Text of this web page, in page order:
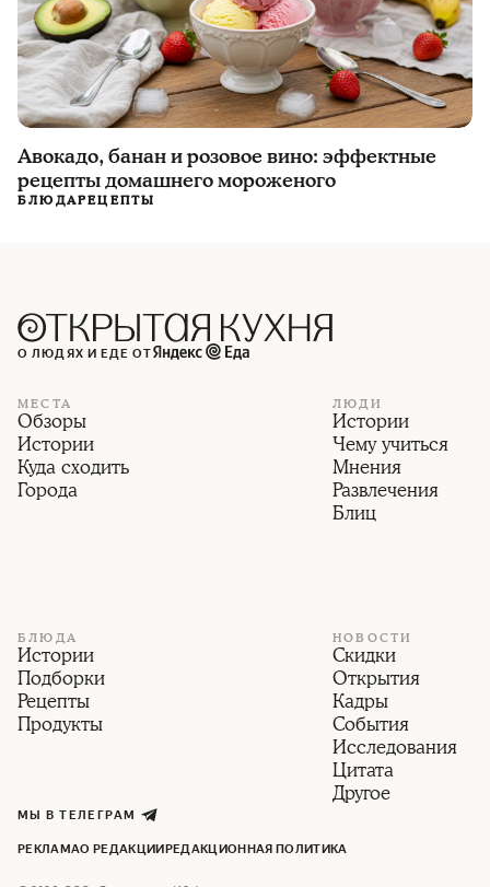
Авокадо, банан и розовое вино: эффектные
рецепты домашнего мороженого
БЛЮДАРЕЦЕПТЫ
О ЛЮДЯХ И ЕДЕ ОТ
МЕСТА
Обзоры
Истории
Куда сходить
Города
ЛЮДИ
Истории
Чему учиться
Мнения
Развлечения
Блиц
БЛЮДА
Истории
Подборки
Рецепты
Продукты
НОВОСТИ
Скидки
Открытия
Кадры
События
Исследования
Цитата
Другое
МЫ В ТЕЛЕГРАМ
РЕКЛАМАО РЕДАКЦИИ РЕДАКЦИОННАЯ ПОЛИТИКА